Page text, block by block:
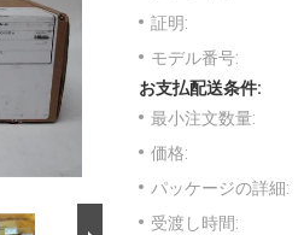
証明:
モデル番号:
お支払配送条件:
最小注文数量:
価格:
パッケージの詳細:
受渡し時間: